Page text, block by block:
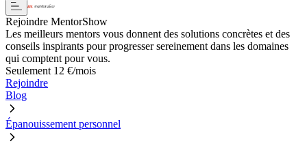
Rejoindre MentorShow
Les meilleurs mentors vous donnent des solutions concrètes et des
conseils inspirants pour progresser sereinement dans les domaines
qui comptent pour vous.
Seulement 12 €/mois
Rejoindre
Blog
Épanouissement personnel